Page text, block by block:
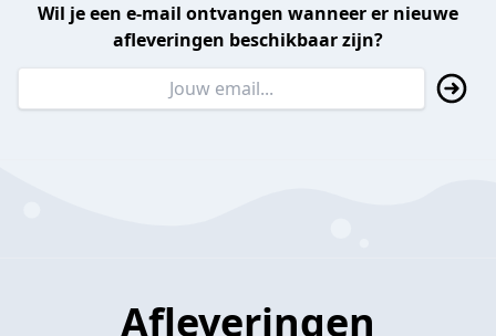
Wil je een e-mail ontvangen wanneer er nieuwe
afleveringen beschikbaar zijn?
Afleveringen